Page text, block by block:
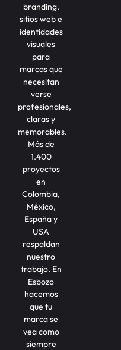
branding,
sitios web e
identidades
visuales
para
marcas que
necesitan
verse
profesionales,
claras y
memorables.
Más de
1.400
proyectos
en
Colombia,
México,
España y
USA
respaldan
nuestro
trabajo. En
Esbozo
hacemos
que tu
marca se
vea como
siempre